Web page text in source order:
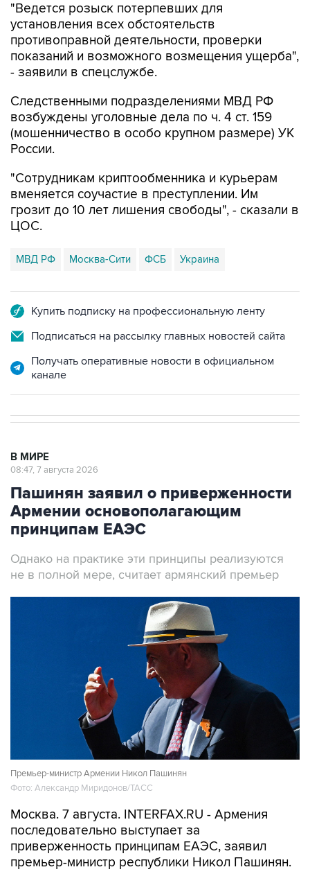
"Ведется розыск потерпевших для
установления всех обстоятельств
противоправной деятельности, проверки
показаний и возможного возмещения ущерба",
- заявили в спецслужбе.
Следственными подразделениями МВД РФ
возбуждены уголовные дела по ч. 4 ст. 159
(мошенничество в особо крупном размере) УК
России.
"Сотрудникам криптообменника и курьерам
вменяется соучастие в преступлении. Им
грозит до 10 лет лишения свободы", - сказали в
ЦОС.
МВД РФ Москва-Сити ФСБ Украина
Купить подписку на профессиональную ленту
Подписаться на рассылку главных новостей сайта
Получать оперативные новости в официальном
канале
В МИРЕ
08:47, 7 августа 2026
Пашинян заявил о приверженности
Армении основополагающим
принципам ЕАЭС
Однако на практике эти принципы реализуются
не в полной мере, считает армянский премьер
Премьер-министр Армении Никол Пашинян
Фото: Александр Миридонов/ТАСС
Москва. 7 августа. INTERFAX.RU - Армения
последовательно выступает за
приверженность принципам ЕАЭС, заявил
премьер-министр республики Никол Пашинян.